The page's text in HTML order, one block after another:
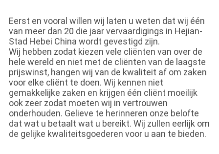
Eerst en vooral willen wij laten u weten dat wij één
van meer dan 20 die jaar vervaardigings in Hejian-
Stad Hebei China wordt gevestigd zijn.
Wij hebben zodat kiezen vele cliënten van over de
hele wereld en niet met de cliënten van de laagste
prijswinst, hangen wij van de kwaliteit af om zaken
voor elke cliënt te doen. Wij kennen niet
gemakkelijke zaken en krijgen één cliënt moeilijk
ook zeer zodat moeten wij in vertrouwen
onderhouden. Gelieve te herinneren onze belofte
dat wat u betaalt wat u bereikt. Wij zullen eerlijk om
de gelijke kwaliteitsgoederen voor u aan te bieden.